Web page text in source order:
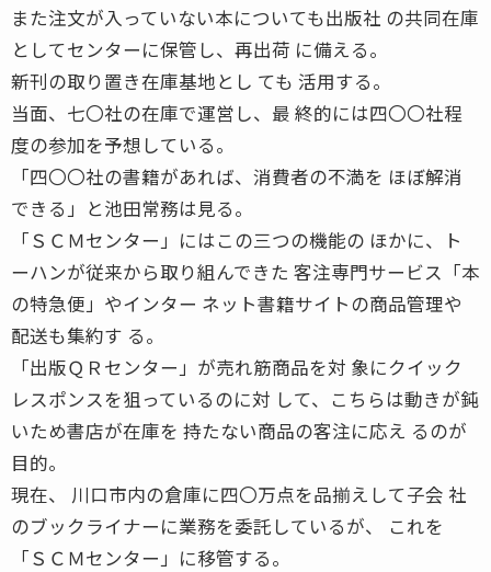
また注文が入っていない本についても出版社 の共同在庫
としてセンターに保管し、再出荷 に備える。
新刊の取り置き在庫基地とし ても 活用する。
当面、七〇社の在庫で運営し、最 終的には四〇〇社程
度の参加を予想している。
「四〇〇社の書籍があれば、消費者の不満を ほぼ解消
できる」と池田常務は見る。
「ＳＣＭセンター」にはこの三つの機能の ほかに、ト
ーハンが従来から取り組んできた 客注専門サービス「本
の特急便」やインター ネット書籍サイトの商品管理や
配送も集約す る。
「出版ＱＲセンター」が売れ筋商品を対 象にクイック
レスポンスを狙っているのに対 して、こちらは動きが鈍
いため書店が在庫を 持たない商品の客注に応え るのが
目的。
現在、 川口市内の倉庫に四〇万点を品揃えして子会 社
のブックライナーに業務を委託しているが、 これを
「ＳＣＭセンター」に移管する。